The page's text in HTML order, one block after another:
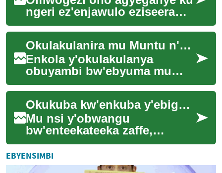
ngeri ez'enjawulo eziseera
z'okukuuma obutebenkevu
n'obuwangwa mu bisenge
by'eby'okulya, at...
Okulakulanira mu Muntu n'Ebyuma: Okulaba Engeri Ennungi
Enkola y'okulakulanya
obuyambi bw'ebyuma mu
mubiri gw'omuntu etambula
mu maaso n'amaanyi, nga
eyita mu nteekateeka ez...
Okukuba kw'enkuba y'ebigambo: Engeri y'okwogera efugibwa ennyimba z'obuteknologiya
Mu nsi y'obwangu
bw'enteekateeka zaffe,
okukyusibwa kw'ebigambo
byaffe kukyuse okuba ekintu
eky'enjawulo. Okuva mu bw...
EBYENSIMBI